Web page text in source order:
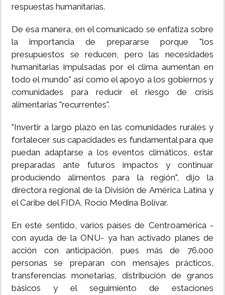
respuestas humanitarias.
De esa manera, en el comunicado se enfatiza sobre
la importancia de prepararse porque "los
presupuestos se reducen, pero las necesidades
humanitarias impulsadas por el clima aumentan en
todo el mundo" así como el apoyo a los gobiernos y
comunidades para reducir el riesgo de crisis
alimentarias "recurrentes".
"Invertir a largo plazo en las comunidades rurales y
fortalecer sus capacidades es fundamental para que
puedan adaptarse a los eventos climáticos, estar
preparadas ante futuros impactos y continuar
produciendo alimentos para la región", dijo la
directora regional de la División de América Latina y
el Caribe del FIDA, Rocío Medina Bolívar.
En este sentido, varios países de Centroamérica -
con ayuda de la ONU- ya han activado planes de
acción con anticipación, pues más de 76.000
personas se preparan con mensajes prácticos,
transferencias monetarias, distribución de granos
básicos y el seguimiento de estaciones